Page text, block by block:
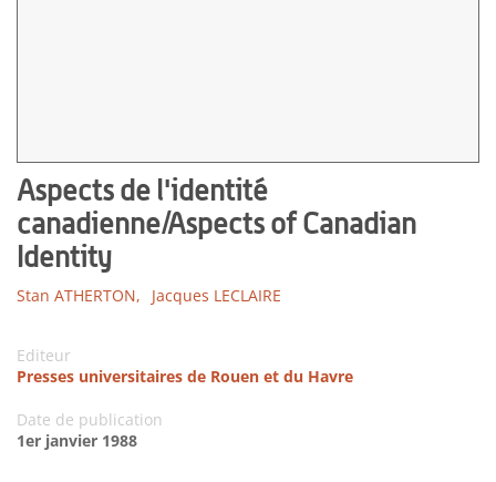
Aspects de l'identité
canadienne/Aspects of Canadian
Identity
Stan ATHERTON, Jacques LECLAIRE
Editeur
Presses universitaires de Rouen et du Havre
Date de publication
1er janvier 1988